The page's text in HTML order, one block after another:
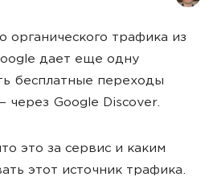
органического трафика из
дает еще одну
бесплатные переходы
через Google Discover.
это за сервис и каким
этот источник трафика.